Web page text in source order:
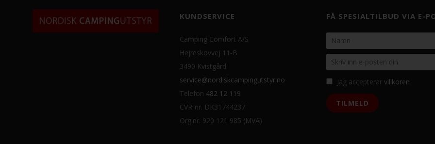
KUNDSERVICE
Camping Comfort A/S
Hejreskovvej 11-B
3490 Kvistgård
service@nordiskcampingutstyr.no
Telefon 482 12 119
CVR-nr. DK31744237
Org.nr. 920 121 985 (MVA)
FÅ SPESIALTILBUD VIA E-
Jag accepterar villkoren